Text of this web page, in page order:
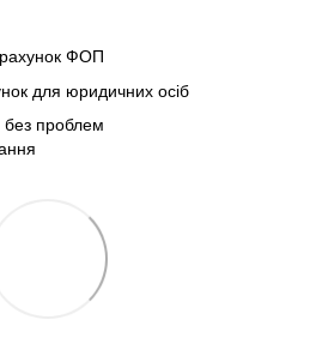
ФОП
для юридичних осіб
без проблем